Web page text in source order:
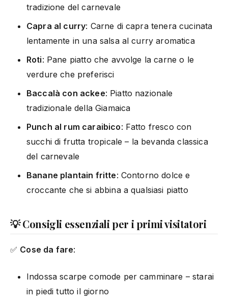
tradizione del carnevale
Capra al curry: Carne di capra tenera cucinata
lentamente in una salsa al curry aromatica
Roti: Pane piatto che avvolge la carne o le
verdure che preferisci
Baccalà con ackee: Piatto nazionale
tradizionale della Giamaica
Punch al rum caraibico: Fatto fresco con
succhi di frutta tropicale – la bevanda classica
del carnevale
Banane plantain fritte: Contorno dolce e
croccante che si abbina a qualsiasi piatto
💡 Consigli essenziali per i primi visitatori
✅ Cose da fare:
Indossa scarpe comode per camminare – starai
in piedi tutto il giorno